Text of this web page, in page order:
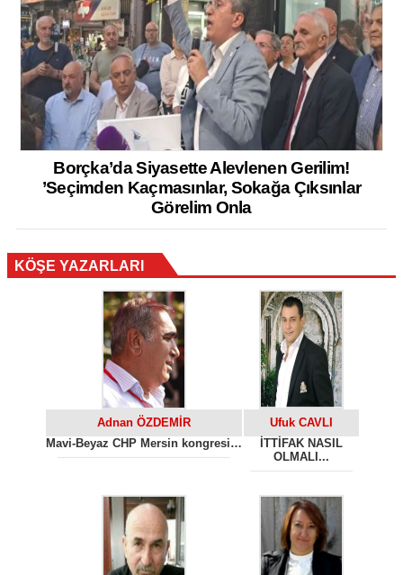
Borçka’da Siyasette Alevlenen Gerilim!
’Seçimden Kaçmasınlar, Sokağa Çıksınlar
Görelim Onla
KÖŞE YAZARLARI
Adnan ÖZDEMİR
Mavi-Beyaz CHP Mersin kongresi…
Ufuk CAVLI
İTTİFAK NASIL
OLMALI...